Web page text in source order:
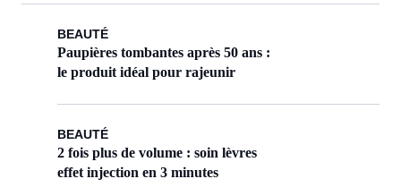
BEAUTÉ
Paupières tombantes après 50 ans :
le produit idéal pour rajeunir
BEAUTÉ
2 fois plus de volume : soin lèvres
effet injection en 3 minutes